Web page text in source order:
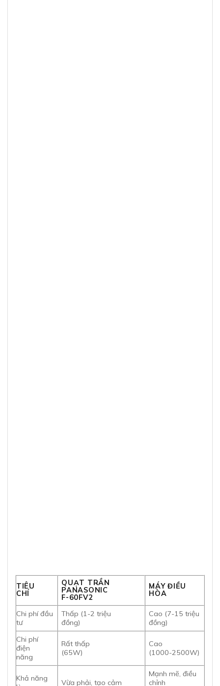
TIÊU
CHÍ
QUẠT TRẦN
PANASONIC
F-60FV2
MÁY ĐIỀU
HÒA
Chi phí đầu
tư
Thấp (1-2 triệu
đồng)
Cao (7-15 triệu
đồng)
Chi phí
điện
năng
Rất thấp
(65W)
Cao
(1000-2500W)
Khả năng
Vừa phải, tạo cảm
Mạnh mẽ, điều
chỉnh